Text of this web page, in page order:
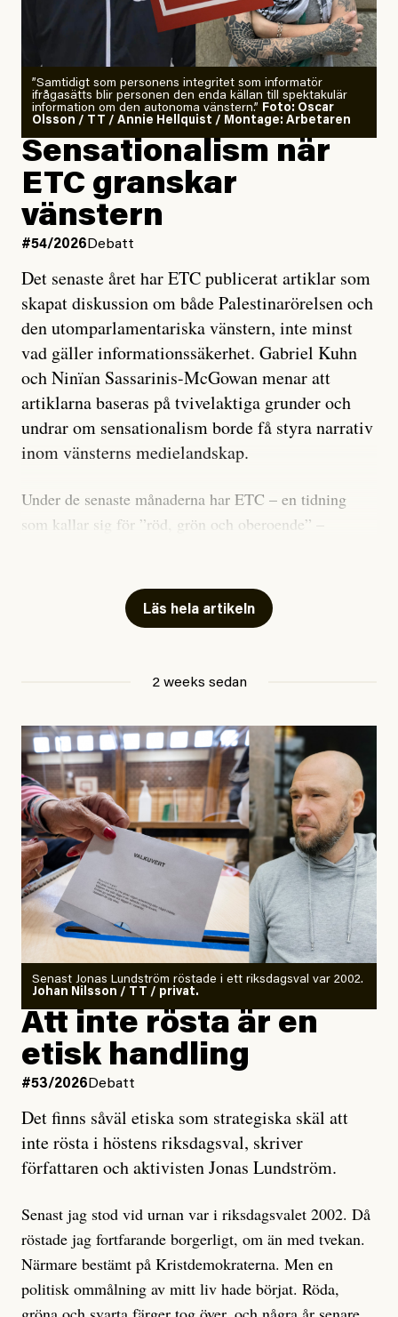
”Samtidigt som personens integritet som informatör
ifrågasätts blir personen den enda källan till spektakulär
information om den autonoma vänstern.” Foto: Oscar
Olsson / TT / Annie Hellquist / Montage: Arbetaren
Sensationalism när
ETC granskar
vänstern
#54/2026 Debatt
Det senaste året har ETC publicerat artiklar som
skapat diskussion om både Palestinarörelsen och
den utomparlamentariska vänstern, inte minst
vad gäller informationssäkerhet. Gabriel Kuhn
och Ninïan Sassarinis-McGowan menar att
artiklarna baseras på tvivelaktiga grunder och
undrar om sensationalism borde få styra narrativ
inom vänsterns medielandskap.
Under de senaste månaderna har ETC – en tidning
som kallar sig för ”röd, grön och oberoende” –
skriver för? Vad betyder det att vara en ”röd, grön och
oberoende” tidning? Och vad är egentligen bra
utpekas som israelisk infiltratör”. Enligt ingressen
handlar artikeln om en person vars ”bakgrund skapar
splittring och oro i rörelsen”. Problemet är att artikeln
skapar betydligt mer oro i palestinarörelsen – och den
oberoende vänstern – än den porträtterade personen
eller dess bakgrund.
Det finns en väldigt enkel regel inom alla politiska
rörelser när det gäller misstänkta infiltratörer:
Antingen har en bevis på att de är infiltratörer, och då
ska en gå ut med det så fort det bara går för att skydda
rörelsen. Eller så har en inga bevis, bara misstankar,
och då ska en efterforska diskret, just för att inte skapa
oro inom rörelsen.
Artikeln undersöker inte, som ETC påstår, ”vad som
är sant, vad som är rykten”, utan den bidrar bara till
ännu mer ryktesspridning. Det finns inte ett enda bevis
misstänkta personen är en infiltratör. Det som läsaren
får veta är att personen har ändrat sina politiska åsikter
under åren, att den har raderat tidigare innehåll på sina
sociala medier, att artikelns författare inte förstår sig
på personens ekonomi och att det tydligen finns
Läs hela artikeln
2 weeks sedan
Senast Jonas Lundström röstade i ett riksdagsval var 2002.
Johan Nilsson / TT / privat.
Att inte rösta är en
etisk handling
#53/2026 Debatt
Det finns såväl etiska som strategiska skäl att
inte rösta i höstens riksdagsval, skriver
författaren och aktivisten Jonas Lundström.
Senast jag stod vid urnan var i riksdagsvalet 2002. Då
röstade jag fortfarande borgerligt, om än med tvekan.
Närmare bestämt på Kristdemokraterna. Men en
politisk ommålning av mitt liv hade börjat. Röda,